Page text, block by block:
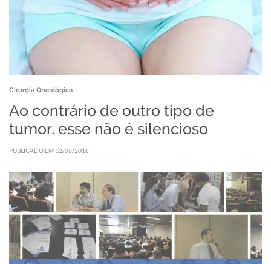
Cirurgia Oncológica
Ao contrário de outro tipo de
tumor, esse não é silencioso
PUBLICADO EM 12/06/2018